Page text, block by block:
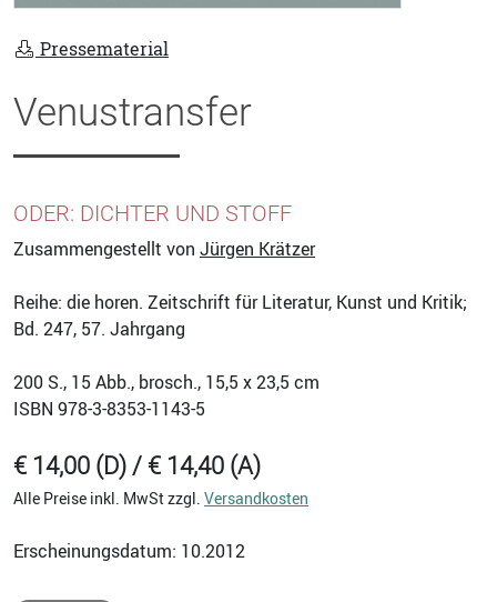
Pressematerial
Venustransfer
ODER: DICHTER UND STOFF
Zusammengestellt von Jürgen Krätzer
Reihe: die horen. Zeitschrift für Literatur, Kunst und Kritik;
Bd. 247, 57. Jahrgang
200 S., 15 Abb., brosch., 15,5 x 23,5 cm
ISBN 978-3-8353-1143-5
€ 14,00 (D) / € 14,40 (A)
Alle Preise inkl. MwSt zzgl. Versandkosten
Erscheinungsdatum: 10.2012